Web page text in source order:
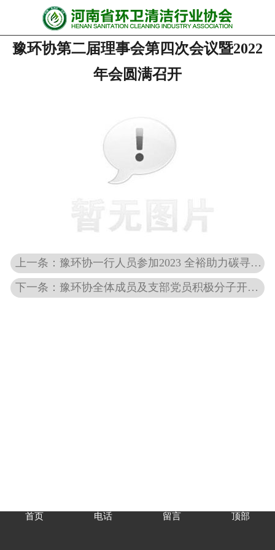
网站首页
协会动态
关于协会
联系我们
豫环协第二届理事会第四次会议暨2022
年会圆满召开
上一条：豫环协一行人员参加2023 全裕助力碳寻未来-中国物业清洁行业绿色峰会
下一条：豫环协全体成员及支部党员积极分子开展向“环卫工人送清凉、献爱心”活动
首页 电话 留言 顶部